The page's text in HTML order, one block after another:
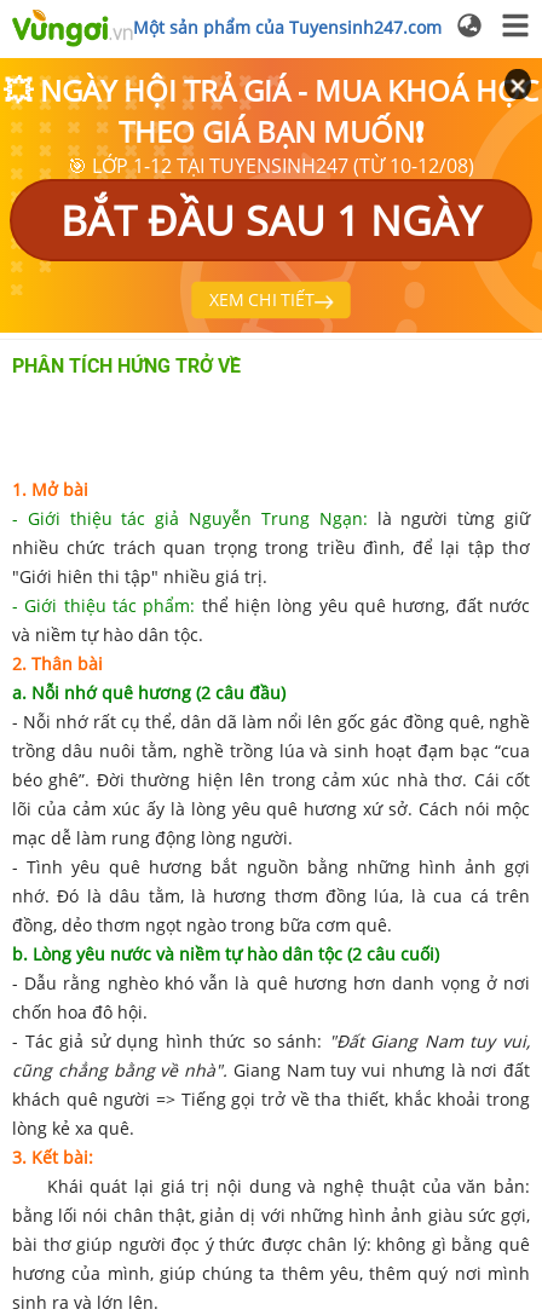
Một sản phẩm của Tuyensinh247.com
💥 NGÀY HỘI TRẢ GIÁ - MUA KHOÁ HỌC
THEO GIÁ BẠN MUỐN❗
🎯 LỚP 1-12 TẠI TUYENSINH247 (TỪ 10-12/08)
BẮT ĐẦU SAU 1 NGÀY
XEM CHI TIẾT
PHÂN TÍCH HỨNG TRỞ VỀ
1. Mở bài
- Giới thiệu tác giả Nguyễn Trung Ngạn: là người từng giữ
nhiều chức trách quan trọng trong triều đình, để lại tập thơ
"Giới hiên thi tập" nhiều giá trị.
- Giới thiệu tác phẩm: thể hiện lòng yêu quê hương, đất nước
và niềm tự hào dân tộc.
2. Thân bài
a. Nỗi nhớ quê hương (2 câu đầu)
- Nỗi nhớ rất cụ thể, dân dã làm nổi lên gốc gác đồng quê, nghề
trồng dâu nuôi tằm, nghề trồng lúa và sinh hoạt đạm bạc “cua
béo ghê”. Đời thường hiện lên trong cảm xúc nhà thơ. Cái cốt
lõi của cảm xúc ấy là lòng yêu quê hương xứ sở. Cách nói mộc
mạc dễ làm rung động lòng người.
- Tình yêu quê hương bắt nguồn bằng những hình ảnh gợi
nhớ. Đó là dâu tằm, là hương thơm đồng lúa, là cua cá trên
đồng, dẻo thơm ngọt ngào trong bữa cơm quê.
b. Lòng yêu nước và niềm tự hào dân tộc (2 câu cuối)
- Dẫu rằng nghèo khó vẫn là quê hương hơn danh vọng ở nơi
chốn hoa đô hội.
- Tác giả sử dụng hình thức so sánh: "Đất Giang Nam tuy vui,
cũng chẳng bằng về nhà". Giang Nam tuy vui nhưng là nơi đất
khách quê người => Tiếng gọi trở về tha thiết, khắc khoải trong
lòng kẻ xa quê.
3. Kết bài:
Khái quát lại giá trị nội dung và nghệ thuật của văn bản:
bằng lối nói chân thật, giản dị với những hình ảnh giàu sức gợi,
bài thơ giúp người đọc ý thức được chân lý: không gì bằng quê
hương của mình, giúp chúng ta thêm yêu, thêm quý nơi mình
sinh ra và lớn lên.